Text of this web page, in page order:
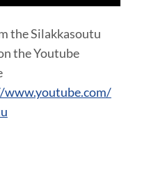
the Silakkasoutu
the Youtube